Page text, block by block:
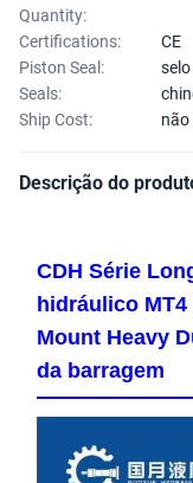
Quantity:
Certifications:
CE
Piston Seal:
Seals:
Ship Cost:
não
Descrição do
CDH Série
hidráulico
Mount Heavy
da barragem